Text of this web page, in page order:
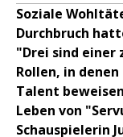
Soziale
Durchbruch
"Drei sind einer
Rollen, in
Talent
Leben von
Schauspielerin